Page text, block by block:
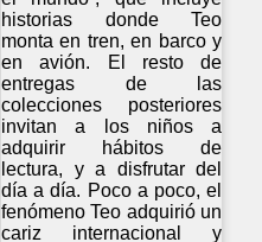
historias donde Teo
monta en tren, en barco y
en avión. El resto de
entregas de las
colecciones posteriores
invitan a los niños a
adquirir hábitos de
lectura, y a disfrutar del
día a día. Poco a poco, el
fenómeno Teo adquirió un
cariz internacional y